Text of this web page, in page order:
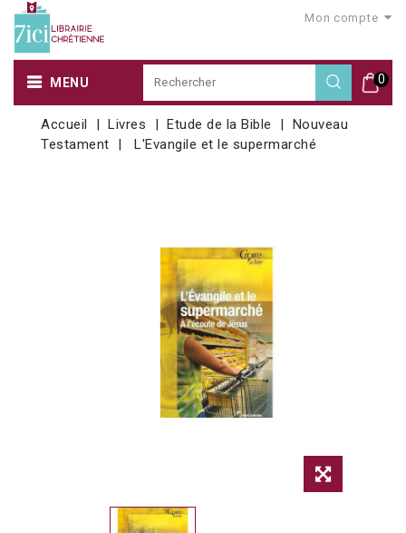
Mon compte
0
MENU
Accueil Livres Etude de la Bible
Nouveau
Testament
L'Evangile et le supermarché